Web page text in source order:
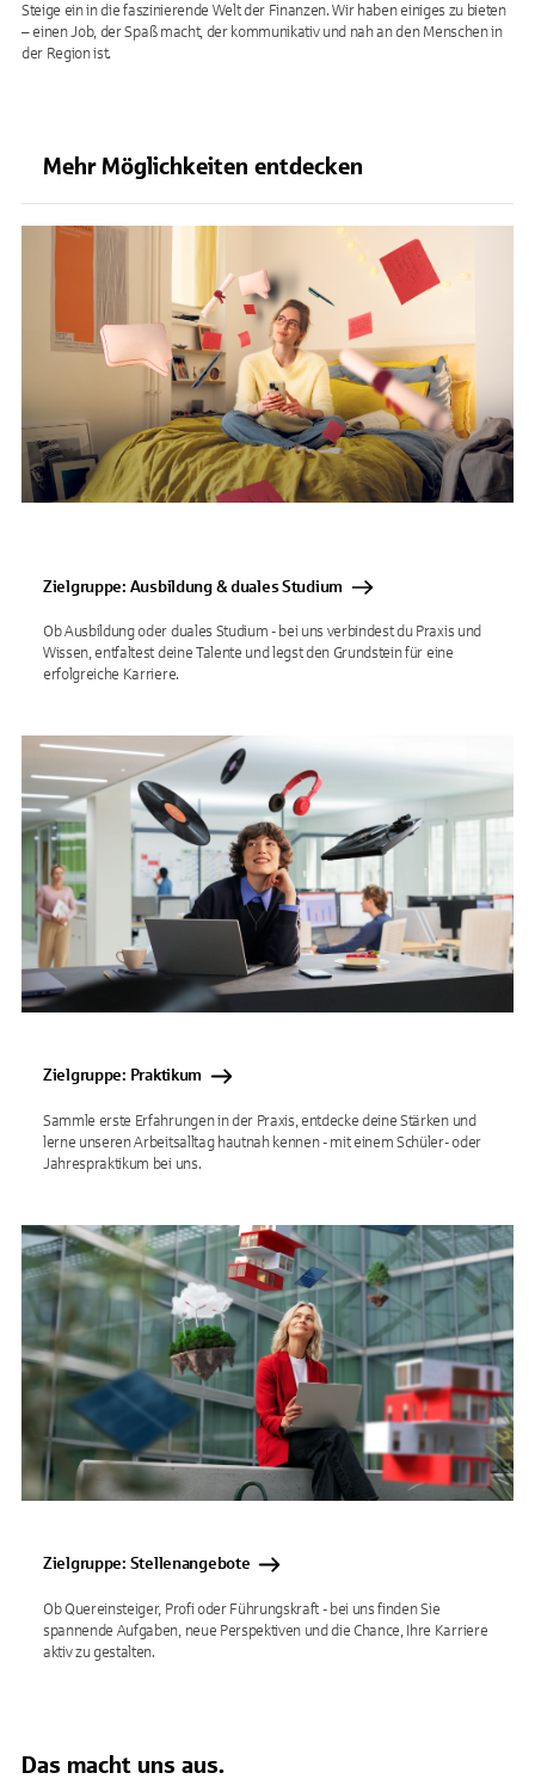
Steige ein in die faszinierende Welt der Finanzen. Wir haben einiges zu bieten
– einen Job, der Spaß macht, der kommunikativ und nah an den Menschen in
der Region ist.
Mehr Möglichkeiten entdecken
Zielgruppe: Ausbildung & duales Studium
Ob Ausbildung oder duales Studium - bei uns verbindest du Praxis und
Wissen, entfaltest deine Talente und legst den Grundstein für eine
erfolgreiche Karriere.
Zielgruppe: Praktikum
Sammle erste Erfahrungen in der Praxis, entdecke deine Stärken und
lerne unseren Arbeitsalltag hautnah kennen - mit einem Schüler- oder
Jahrespraktikum bei uns.
Zielgruppe: Stellenangebote
Ob Quereinsteiger, Profi oder Führungskraft - bei uns finden Sie
spannende Aufgaben, neue Perspektiven und die Chance, Ihre Karriere
aktiv zu gestalten.
Das macht uns aus.